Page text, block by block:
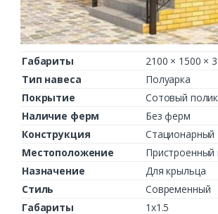
Ваш телефон*
Комментарий к заказу
Габариты
2100 × 1500 ×
Тип навеса
Полуарка
Покрытие
Сотовый
Наличие ферм
Без ферм
Конструкция
Стационарный
Местоположение
Пристроенный
Назначение
Для крыльца
Стиль
Современный
Габариты
1х1.5